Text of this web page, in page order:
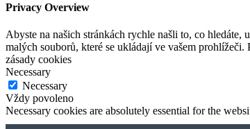
Privacy Overview
Abyste na našich stránkách rychle našli to, co
malých souborů, které se ukládají ve vašem prohlížeči.
zásady cookies
Necessary
Necessary
Vždy povoleno
Necessary cookies are absolutely essential for the